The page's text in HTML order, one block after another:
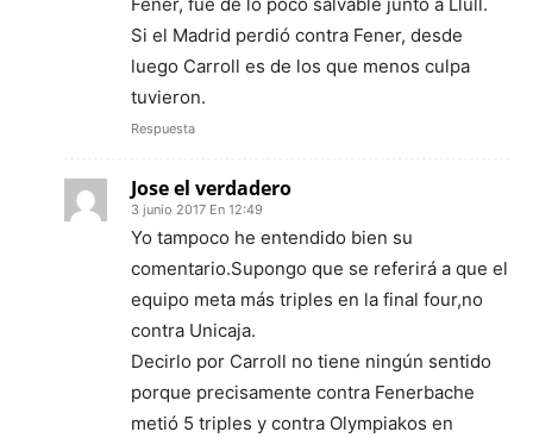
Si el Madrid perdió contra Fener, desde
luego Carroll es de los que menos culpa
tuvieron.
Respuesta
Jose el verdadero
3 junio 2017 En 12:49
Yo tampoco he entendido bien su
comentario.Supongo que se referirá a que el
equipo meta más triples en la final four,no
contra Unicaja.
Decirlo por Carroll no tiene ningún sentido
porque precisamente contra Fenerbache
metió 5 triples y contra Olympiakos en